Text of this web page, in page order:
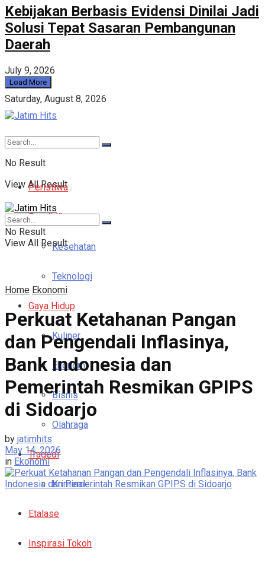
Kebijakan Berbasis Evidensi Dinilai Jadi
Solusi Tepat Sasaran Pembangunan
Daerah
July 9, 2026
Load More
Saturday, August 8, 2026
No Result
View All Result
Peristiwa
Pendidikan
Kesehatan
Teknologi
Gaya Hidup
Kuliner
Ekonomi
Bisnis
Olahraga
Tragedi
Kriminal
Etalase
Inspirasi Tokoh
No Result
View All Result
Home Ekonomi
Perkuat Ketahanan Pangan
dan Pengendali Inflasinya,
Bank Indonesia dan
Pemerintah Resmikan GPIPS
di Sidoarjo
by jatimhits
May 14, 2026
in Ekonomi